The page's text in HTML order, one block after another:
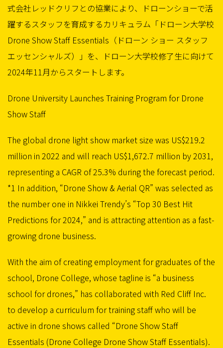
式会社レッドクリフとの協業により、ドローンショーで活
躍するスタッフを育成するカリキュラム「ドローン大学校
Drone Show Staff Essentials（ドローン ショー スタッフ
エッセンシャルズ）」を、ドローン大学校修了生に向けて
2024年11月からスタートします。
Drone University Launches Training Program for Drone
Show Staff
The global drone light show market size was US$219.2
million in 2022 and will reach US$1,672.7 million by 2031,
representing a CAGR of 25.3% during the forecast period.
*1 In addition, “Drone Show & Aerial QR” was selected as
the number one in Nikkei Trendy’s “Top 30 Best Hit
Predictions for 2024,” and is attracting attention as a fast-
growing drone business.
With the aim of creating employment for graduates of the
school, Drone College, whose tagline is “a business
school for drones,” has collaborated with Red Cliff Inc.
to develop a curriculum for training staff who will be
active in drone shows called “Drone Show Staff
Essentials (Drone College Drone Show Staff Essentials).